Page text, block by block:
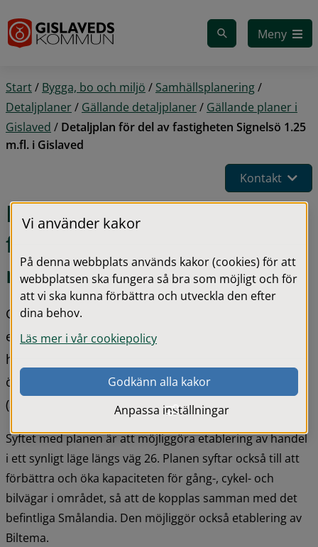
Meny
Start/ Bygga, bo och miljö / Samhällsplanering/
Detaljplaner/ Gällande detaljplaner/ Gällande planer i
Gislaved / Detaljplan för del av fastigheten Signelsö 1.25
m.fl. i Gislaved
Kontakt
Detaljplan för del av
fastigheten Signelsö 1.25
m.fl. i Gislaved
Gislaveds kommun har som avsikt att möjliggöra
etablering av handelsområde norr om befintligt
handelsområde Smålandia, enligt den fördjupade
översiktsplanen för Gislaved och Anderstorp
(antagen 2024-06-17).
Syftet med planen är att möjliggöra etablering av handel
i ett synligt läge längs väg 26. Planen syftar också till att
förbättra och öka kapaciteten för gång-, cykel- och
bilvägar i området, så att de kopplas samman med det
befintliga Smålandia. Den möjliggör också etablering av
Biltema.
Vi använder kakor
På denna webbplats används kakor (cookies) för att
webbplatsen ska fungera så bra som möjligt och för
att vi ska kunna förbättra och utveckla den efter
dina behov.
Läs mer i vår cookiepolicy
Godkänn alla kakor
Anpassa inställningar